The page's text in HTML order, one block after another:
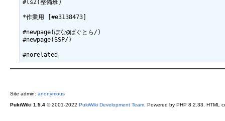
#ls2(整備班)
*作業用 [#e3138473]
#newpage(ぽな@ばぐとら/)
#newpage(SSP/)
Site admin: anonymous
PukiWiki 1.5.4© 2001-2022 PukiWiki Development Team. Powered by PHP 8.2.33. HTML